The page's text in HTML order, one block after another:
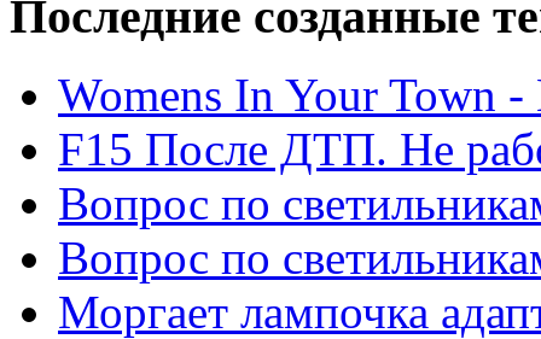
Последние созданные
Womens In Your Town
F15 После ДТП. Не
Вопрос по
Вопрос по
Моргает лампочка